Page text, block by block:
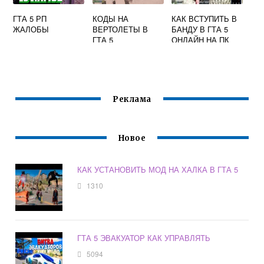
ГТА 5 РП
ЖАЛОБЫ
КОДЫ НА
ВЕРТОЛЕТЫ В
ГТА 5
КАК ВСТУПИТЬ В
БАНДУ В ГТА 5
ОНЛАЙН НА ПК
Реклама
Новое
КАК УСТАНОВИТЬ МОД НА ХАЛКА В ГТА 5
1310
ГТА 5 ЭВАКУАТОР КАК УПРАВЛЯТЬ
5094